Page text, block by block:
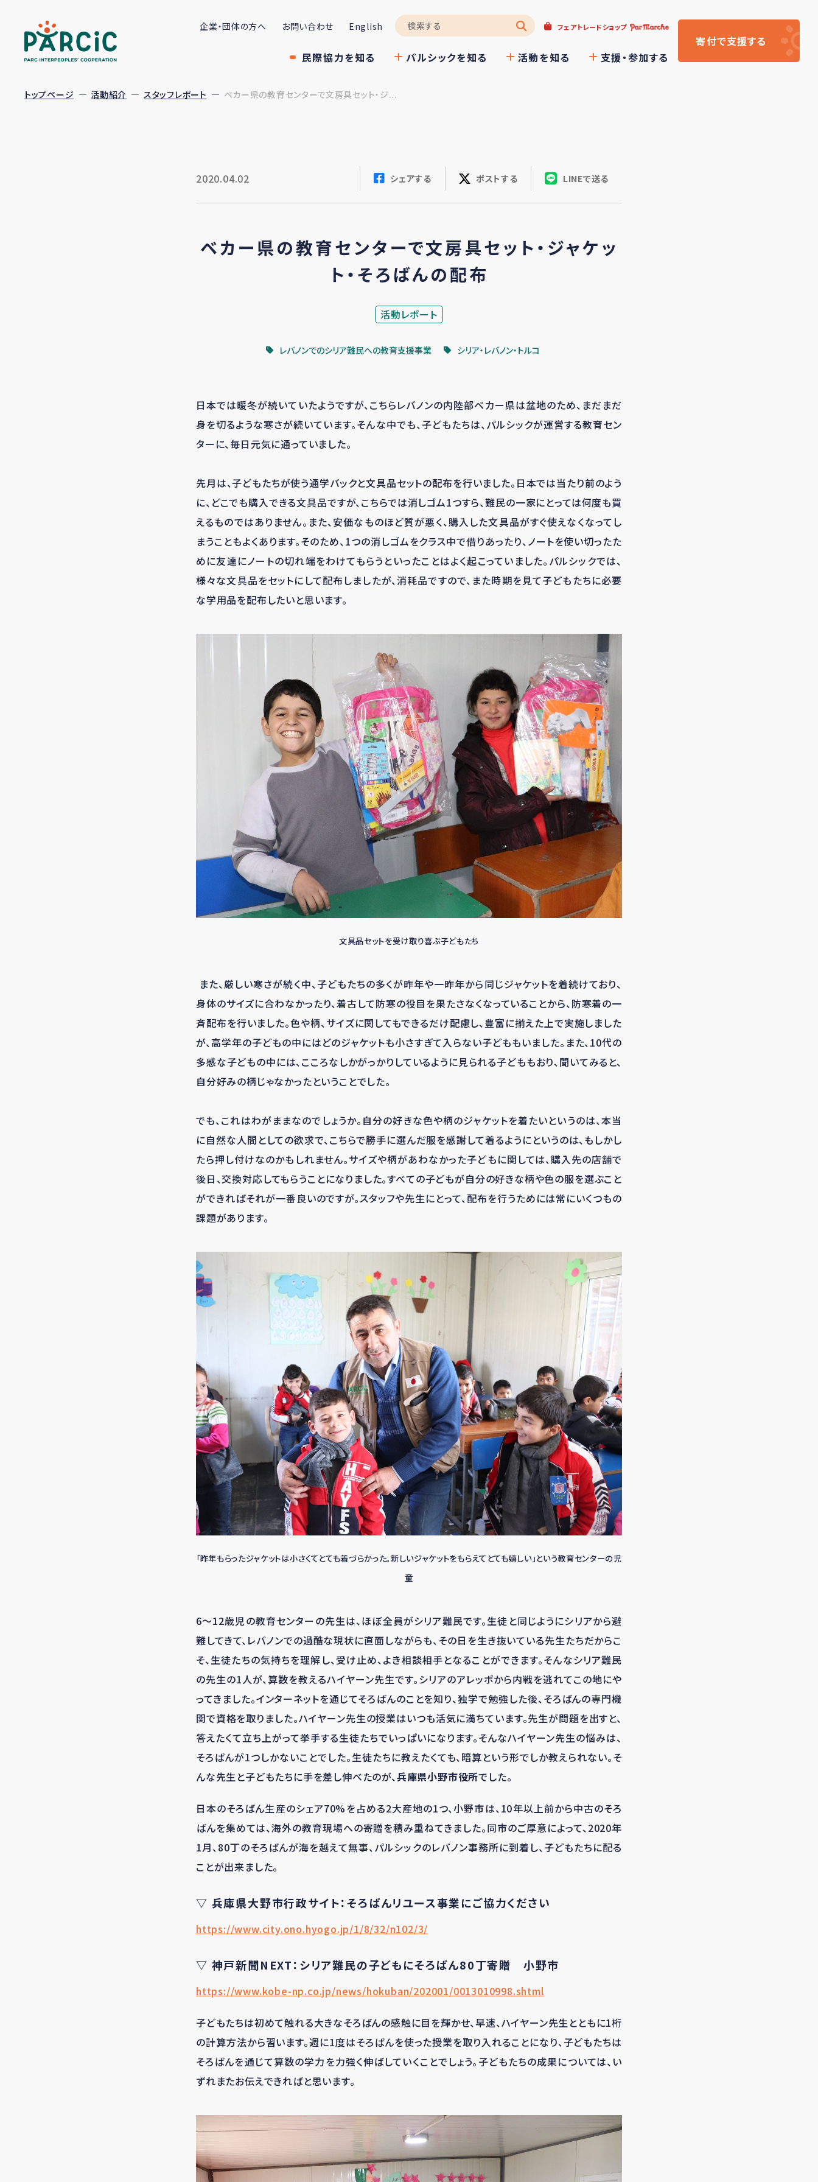
企業・団体の方へ お問い合わせ English フェアトレードショップ
民際協力を知る パルシックを知る 活動を知る 支援・参加する
寄付で支援する
トップページ 活動紹介 スタッフレポート ベカー県の教育センターで文房具セット・ジ...
2020.04.02 シェアする ポストする LINEで送る
ベカー県の教育センターで文房具セット・ジャケッ
ト・そろばんの配布
活動レポート
レバノンでのシリア難民への教育支援事業 シリア・レバノン・トルコ
日本では暖冬が続いていたようですが、こちらレバノンの内陸部ベカー県は盆地のため、まだまだ
身を切るような寒さが続いています。そんな中でも、子どもたちは、パルシックが運営する教育セン
ターに、毎日元気に通っていました。
先月は、子どもたちが使う通学バックと文具品セットの配布を行いました。日本では当たり前のよう
に、どこでも購入できる文具品ですが、こちらでは消しゴム1つすら、難民の一家にとっては何度も買
えるものではありません。また、安価なものほど質が悪く、購入した文具品がすぐ使えなくなってし
まうこともよくあります。そのため、1つの消しゴムをクラス中で借りあったり、ノートを使い切ったた
めに友達にノートの切れ端をわけてもらうといったことはよく起こっていました。パルシックでは、
様々な文具品をセットにして配布しましたが、消耗品ですので、また時期を見て子どもたちに必要
な学用品を配布したいと思います。
文具品セットを受け取り喜ぶ子どもたち
また、厳しい寒さが続く中、子どもたちの多くが昨年や一昨年から同じジャケットを着続けており、
身体のサイズに合わなかったり、着古して防寒の役目を果たさなくなっていることから、防寒着の一
斉配布を行いました。色や柄、サイズに関してもできるだけ配慮し、豊富に揃えた上で実施しました
が、高学年の子どもの中にはどのジャケットも小さすぎて入らない子どももいました。また、10代の
多感な子どもの中には、こころなしかがっかりしているように見られる子どももおり、聞いてみると、
自分好みの柄じゃなかったということでした。
でも、これはわがままなのでしょうか。自分の好きな色や柄のジャケットを着たいというのは、本当
に自然な人間としての欲求で、こちらで勝手に選んだ服を感謝して着るようにというのは、もしかし
たら押し付けなのかもしれません。サイズや柄があわなかった子どもに関しては、購入先の店舗で
後日、交換対応してもらうことになりました。すべての子どもが自分の好きな柄や色の服を選ぶこと
ができればそれが一番良いのですが。スタッフや先生にとって、配布を行うためには常にいくつもの
課題があります。
「昨年もらったジャケットは小さくてとても着づらかった。新しいジャケットをもらえてとても嬉しい」という教育センターの児
童
6～12歳児の教育センターの先生は、ほぼ全員がシリア難民です。生徒と同じようにシリアから避
難してきて、レバノンでの過酷な現状に直面しながらも、その日を生き抜いている先生たちだからこ
そ、生徒たちの気持ちを理解し、受け止め、よき相談相手となることができます。そんなシリア難民
の先生の1人が、算数を教えるハイヤーン先生です。シリアのアレッポから内戦を逃れてこの地にや
ってきました。インターネットを通じてそろばんのことを知り、独学で勉強した後、そろばんの専門機
関で資格を取りました。ハイヤーン先生の授業はいつも活気に満ちています。先生が問題を出すと、
答えたくて立ち上がって挙手する生徒たちでいっぱいになります。そんなハイヤーン先生の悩みは、
そろばんが1つしかないことでした。生徒たちに教えたくても、暗算という形でしか教えられない。そ
んな先生と子どもたちに手を差し伸べたのが、兵庫県小野市役所でした。
日本のそろばん生産のシェア70%を占める2大産地の1つ、小野市は、10年以上前から中古のそろ
ばんを集めては、海外の教育現場への寄贈を積み重ねてきました。同市のご厚意によって、2020年
1月、80丁のそろばんが海を越えて無事、パルシックのレバノン事務所に到着し、子どもたちに配る
ことが出来ました。
▽ 兵庫県大野市行政サイト：そろばんリユース事業にご協力ください
https://www.city.ono.hyogo.jp/1/8/32/n102/3/
▽ 神戸新聞NEXT：シリア難民の子どもにそろばん80丁寄贈 小野市
https://www.kobe-np.co.jp/news/hokuban/202001/0013010998.shtml
子どもたちは初めて触れる大きなそろばんの感触に目を輝かせ、早速、ハイヤーン先生とともに1桁
の計算方法から習います。週に1度はそろばんを使った授業を取り入れることになり、子どもたちは
そろばんを通じて算数の学力を力強く伸ばしていくことでしょう。子どもたちの成果については、い
ずれまたお伝えできればと思います。